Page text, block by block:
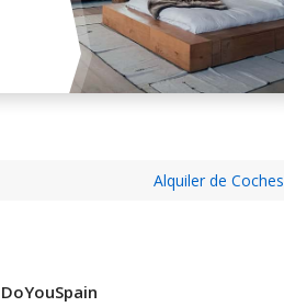
Alquiler de Coches
DoYouSpain